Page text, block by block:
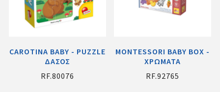
CAROTINA BABY - PUZZLE
ΔΑΣΟΣ
RF.80076
MONTESSORI BABY BOX -
ΧΡΩΜΑΤΑ
RF.92765